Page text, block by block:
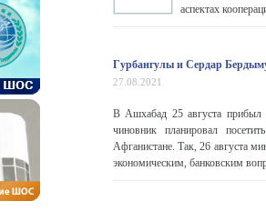
аспектах
Гурбангулы и Сердар
27.08.2021
В Ашхабад 25 августа
чиновник планировал
Афганистане. Так, 26 августа
экономическим, банковским